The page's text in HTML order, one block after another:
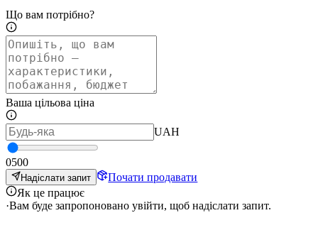
Що вам потрібно?
Ваша цільова ціна
UAH
0500
Надіслати запит
Почати продавати
Як це працює
·Вам буде запропоновано увійти, щоб надіслати запит.